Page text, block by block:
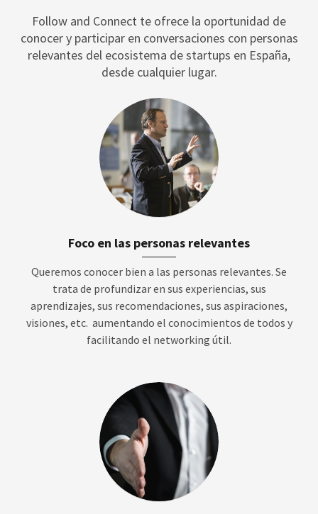
Follow and Connect te ofrece la oportunidad de
conocer y participar en conversaciones con personas
relevantes del ecosistema de startups en España,
desde cualquier lugar.
Foco en las personas relevantes
Queremos conocer bien a las personas relevantes. Se
trata de profundizar en sus experiencias, sus
aprendizajes, sus recomendaciones, sus aspiraciones,
visiones, etc. aumentando el conocimientos de todos y
facilitando el networking útil.